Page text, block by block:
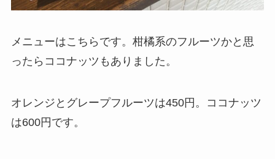
メニューはこちらです。柑橘系のフルーツかと思
ったらココナッツもありました。
オレンジとグレープフルーツは450円。ココナッツ
は600円です。